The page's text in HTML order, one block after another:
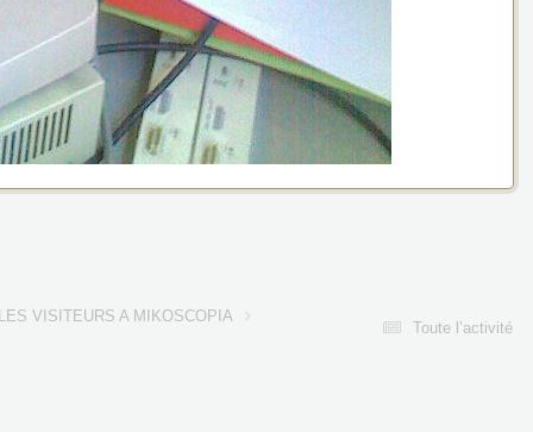
Toute l’activité
VISITEURS A MIKOSCOPIA